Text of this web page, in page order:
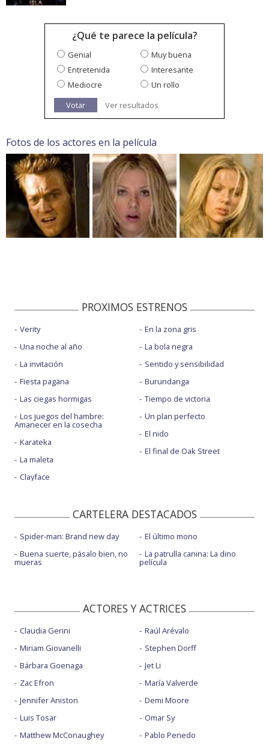
¿Qué te parece la película?
Genial
Muy buena
Entretenida
Interesante
Mediocre
Un rollo
Votar
Ver resultados
Fotos de los actores en la película
PROXIMOS ESTRENOS
Verity
Una noche al año
La invitación
Fiesta pagäna
Las ciegas hormigas
Los juegos del hambre:
Amanecer en la cosecha
Karateka
La maleta
Clayface
En la zona gris
La bola negra
Sentido y sensibilidad
Burundanga
Tiempo de victoria
Un plan perfecto
El nido
El final de Oak Street
CARTELERA DESTACADOS
Spider-man: Brand new day
Buena suerte, pásalo bien, no
mueras
El último mono
La patrulla canina: La dino
película
ACTORES Y ACTRICES
Claudia Gerini
Miriam Giovanelli
Bárbara Goenaga
Zac Efron
Jennifer Aniston
Luis Tosar
Matthew McConaughey
Raúl Arévalo
Stephen Dorff
Jet Li
María Valverde
Demi Moore
Omar Sy
Pablo Penedo